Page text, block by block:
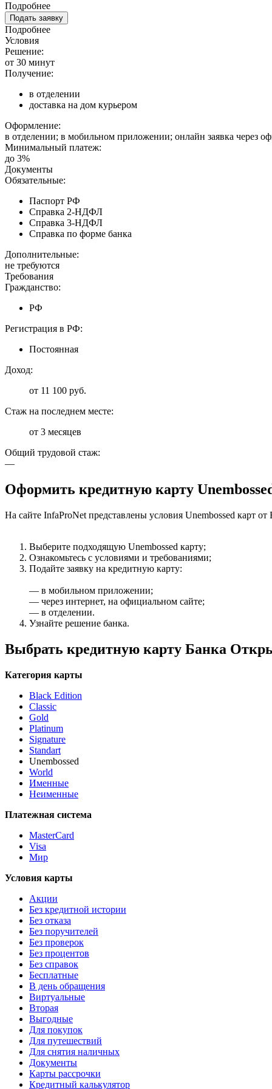
Подробнее
Подать заявку
Подробнее
Условия
Решение:
от 30 минут
Получение:
в отделении
доставка на дом курьером
Оформление:
в отделении; в мобильном приложении; онлайн заявка через
Минимальный платеж:
до 3%
Документы
Обязательные:
Паспорт РФ
Справка 2-НДФЛ
Справка 3-НДФЛ
Справка по форме банка
Дополнительные:
не требуются
Требования
Гражданство:
РФ
Регистрация в РФ:
Постоянная
Доход:
от 11 100 руб.
Стаж на последнем месте:
от 3 месяцев
Общий трудовой стаж:
—
Оформить кредитную карту
На сайте InfaProNet представлены условия Unembossed карт
Выберите подходящую Unembossed карту;
Ознакомьтесь с условиями и требованиями;
Подайте заявку на кредитную карту:
— в мобильном приложении;
— через интернет, на официальном сайте;
— в отделении.
Узнайте решение банка.
Выбрать кредитную карту Банка
Категория карты
Black Edition
Classic
Gold
Platinum
Signature
Standart
Unembossed
World
Именные
Неименные
Платежная система
MasterCard
Visa
Мир
Условия карты
Акции
Без кредитной истории
Без отказа
Без поручителей
Без проверок
Без процентов
Без справок
Бесплатные
В день обращения
Виртуальные
Вторая
Выгодные
Для покупок
Для путешествий
Для снятия наличных
Документы
Карты рассрочки
Кредитный калькулятор